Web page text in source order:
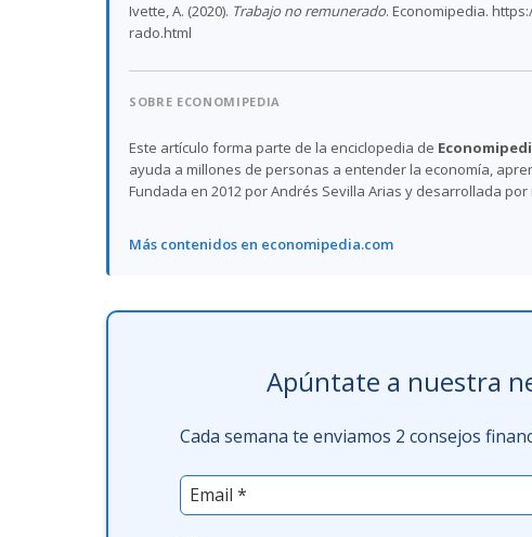
Ivette, A. (2020). Trabajo no remunerado. Economipedia.
rado.html
SOBRE ECONOMIPEDIA
Este artículo forma parte de la enciclopedia de
ayuda a millones de personas a entender la economía,
Fundada en 2012 por Andrés Sevilla Arias y desarrollada
Más contenidos en economipedia.com
Apúntate a nuestra
Cada semana te enviamos 2 consejos